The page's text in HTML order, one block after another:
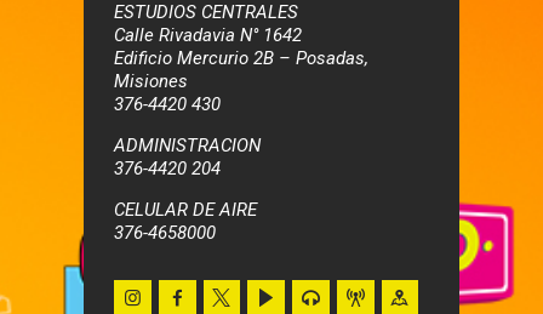
ESTUDIOS CENTRALES
Calle Rivadavia N° 1642
Edificio Mercurio 2B – Posadas,
Misiones
376-4420 430
ADMINISTRACION
376-4420 204
CELULAR DE AIRE
376-4658000